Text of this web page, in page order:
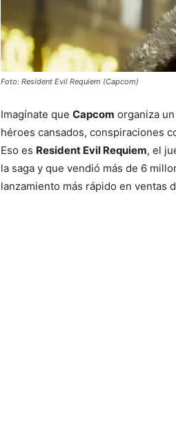
Foto: Resident Evil Requiem (Capcom)
Imagínate que Capcom organiza
héroes cansados, conspiraciones
Eso es Resident Evil Requiem, el
la saga y que vendió más de 6
lanzamiento más rápido en ventas